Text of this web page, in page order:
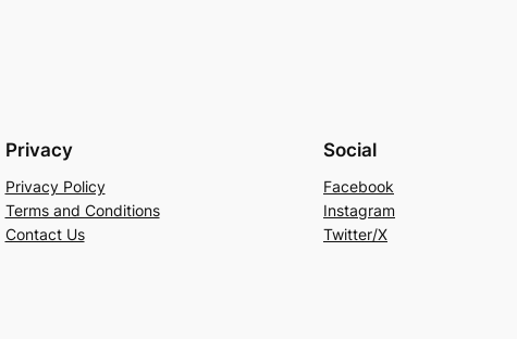
Privacy
Privacy Policy
Terms and Conditions
Contact Us
Social
Facebook
Instagram
Twitter/X